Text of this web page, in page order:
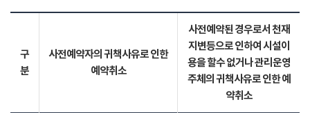
구
분
사전예약자의 귀책사유로 인한
예약취소
사전예약된 경우로서 천재
지변등으로 인하여 시설이
용을 할수 없거나 관리운영
주체의 귀책사유로 인한 예
약취소